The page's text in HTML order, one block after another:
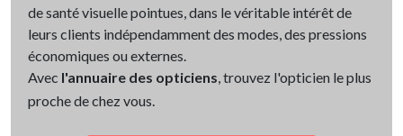
de santé visuelle pointues, dans le véritable intérêt de
leurs clients indépendamment des modes, des pressions
économiques ou externes.
Avec l'annuaire des opticiens , trouvez l'opticien le plus
proche de chez vous.